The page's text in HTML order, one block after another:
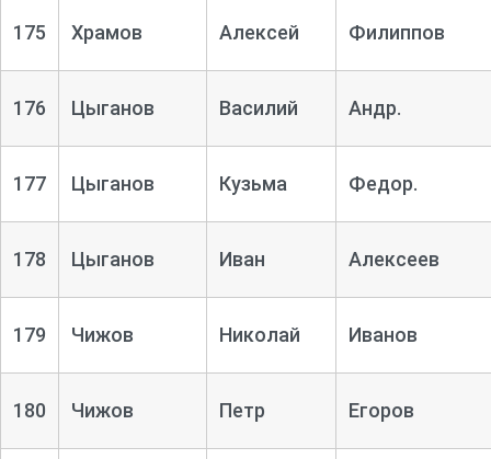
175 Храмов Алексей Филиппов
176 Цыганов Василий Андр.
177 Цыганов Кузьма Федор.
178 Цыганов Иван Алексеев
179 Чижов Николай Иванов
180 Чижов Петр Егоров